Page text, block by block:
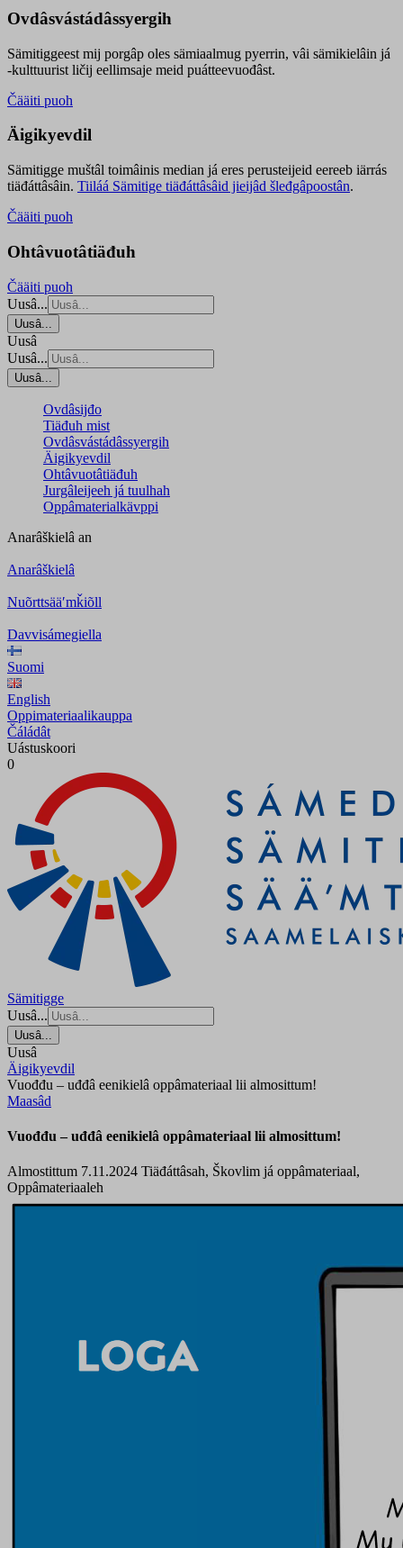
Ovdâsvástádâssyergih
Sämitiggeest mij porgâp oles sämiaalmug pyerrin, vâi sämikielâin já
-kulttuurist ličij eellimsaje meid puátteevuođâst.
Čääiti puoh
Äigikyevdil
Sämitigge muštâl toimâinis median já eres perusteijeid eereeb iärrás
tiäđáttâsâin. Tiiláá Sämitige tiäđáttâsâid jieijâd šleđgâpoostân.
Čääiti puoh
Ohtâvuotâtiäđuh
Čääiti puoh
Uusâ...
Uusâ...
Uusâ
Uusâ...
Uusâ...
Ovdâsijđo
Tiäđuh mist
Ovdâsvástádâssyergih
Äigikyevdil
Ohtâvuotâtiäđuh
Jurgâleijeeh já tuulhah
Oppâmaterialkävppi
Anarâškielâ an
Anarâškielâ
Nuõrttsääʹmǩiõll
Davvisámegiella
Suomi
English
Oppimateriaalikauppa
Čáládât
Uástuskoori
0
Sämitigge
Uusâ...
Uusâ...
Uusâ
Äigikyevdil
Vuođđu – uđđâ eenikielâ oppâmateriaal lii almosittum!
Maasâd
Vuođđu – uđđâ eenikielâ oppâmateriaal lii almosittum!
Almostittum 7.11.2024 Tiäđáttâsah, Škovlim já oppâmateriaal,
Oppâmateriaaleh